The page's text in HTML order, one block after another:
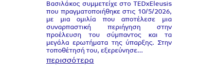
Βασιλάκος συμμετείχε στο TEDxEleusis
που πραγματοποιήθηκε στις 10/5/2026,
με μια ομιλία που αποτέλεσε μια
συναρπαστική περιήγηση στην
προέλευση του σύμπαντος και τα
μεγάλα ερωτήματα της ύπαρξης. Στην
τοποθέτησή του, εξερεύνησε…
περισσότερα